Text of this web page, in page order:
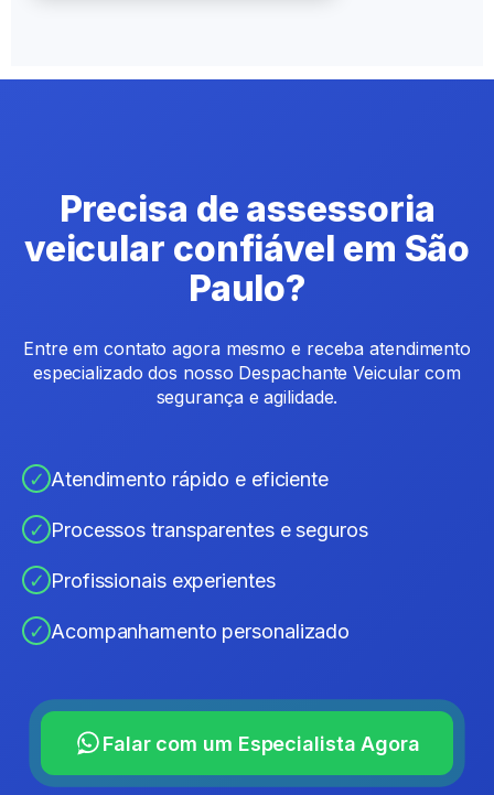
Precisa de assessoria
veicular confiável em São
Paulo?
Entre em contato agora mesmo e receba atendimento
especializado dos nosso Despachante Veicular com
segurança e agilidade.
✓ Atendimento rápido e eficiente
✓ Processos transparentes e seguros
✓ Profissionais experientes
✓ Acompanhamento personalizado
Falar com um Especialista Agora